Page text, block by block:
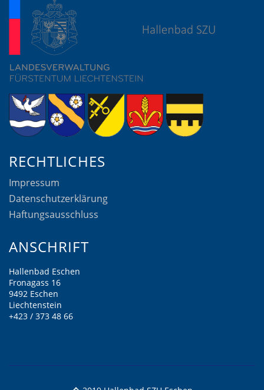
RECHTLICHES
Impressum
Datenschutzerklärung
Haftungsausschluss
ANSCHRIFT
Hallenbad Eschen
Fronagass 16
9492 Eschen
Liechtenstein
+423 / 373 48 66